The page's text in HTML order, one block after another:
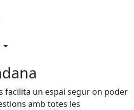
facilita un espai segur on poder
amb totes les